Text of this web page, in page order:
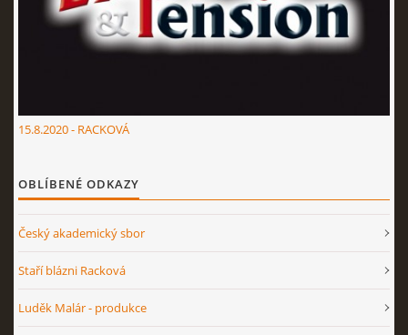
© 2026 eStránky.cz |WebSlice Tisk|Aktualizováno: 3. 8. 2026
Nahoru ↑
15.8.2020 - RACKOVÁ
OBLÍBENÉ ODKAZY
Český akademický sbor
Staří blázni Racková
Luděk Malár - produkce